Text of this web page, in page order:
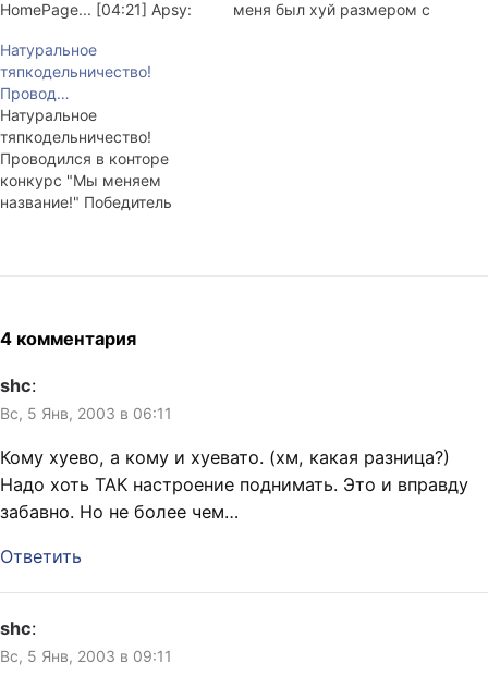
HomePage... [04:21] Apsy:
PP: Это ещё почему?
[04:21] Apsy: Бездарно
сделана [04:21] PP: А,
понятно. [04:22] Apsy: У
меня проблема [04:22] PP:
Тоже понятно.
меня был хуй размером с
Натуральное
тяпкодельничество!
Провод…
Натуральное
тяпкодельничество!
Проводился в конторе
конкурс "Мы меняем
название!" Победитель
человек-начальников, не
приняло ни один из них,
зачем-то предварительно
устроив всеобщее
голосование по
предложениям. Сегодня
один из членов жюри с
сожалением заметил, что
4 комментария
shc:
Вс, 5 Янв, 2003 в 06:11
Кому хуево, а кому и хуевато. (хм, какая разница?)
Надо хоть ТАК настроение поднимать. Это и вправду
забавно. Но не более чем…
Ответить
shc:
Вс, 5 Янв, 2003 в 09:11